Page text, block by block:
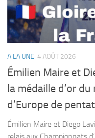
A LA UNE 4 AOÛT 2026
Émilien Maire et
la médaille d’or
d’Europe de
Émilien Maire et Diego